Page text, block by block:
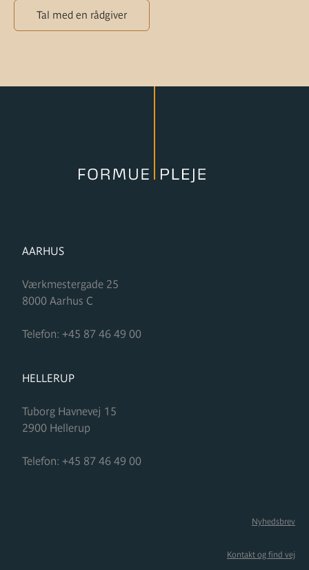
Tal med en rådgiver
FORMUPLEJE
AARHUS
Værkmestergade 25
8000 Aarhus C
Telefon: +45 87 46 49 00
FORMUPLEJE
HELLERUP
Tuborg Havnevej 15
2900 Hellerup
Telefon: +45 87 46 49 00
Nyhedsbrev
Kontakt og find vej